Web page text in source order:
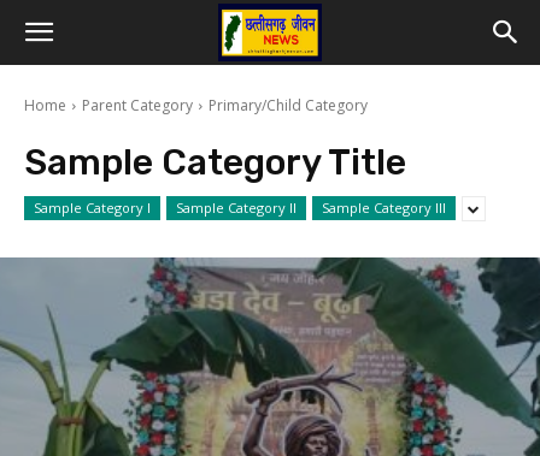
Home Parent Category Primary/Child Category
Sample Category Title
Sample Category I Sample Category II Sample Category III